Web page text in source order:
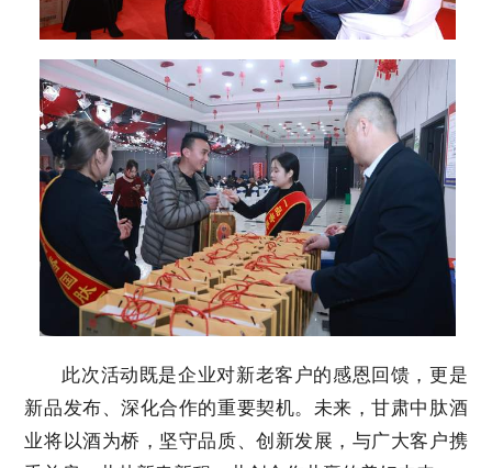
此次活动既是企业对新老客户的感恩回馈，更是
新品发布、深化合作的重要契机。未来，甘肃中肽酒
业将以酒为桥，坚守品质、创新发展，与广大客户携